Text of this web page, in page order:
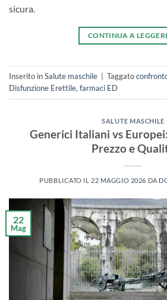
sicura.
CONTINUA A
Inserito inSalute maschile Taggato
Disfunzione Erettile, farmaci ED
SALUTE MASCHILE
Generici Italiani vs
Prezzo e
PUBBLICATO IL 22 MAGGIO 2026 DA
22
Mag